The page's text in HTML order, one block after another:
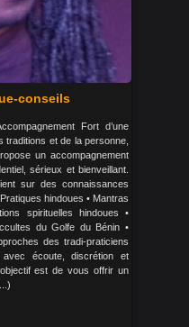
conseils
Fort d’une
et de la personne,
un accompagnement
sérieux et bienveillant.
sur des connaissances
hindoues • Mantras
spirituelles hindoues •
du Golfe du Bénin •
des tradi-praticiens
écoute, discrétion et
est de vous offrir un